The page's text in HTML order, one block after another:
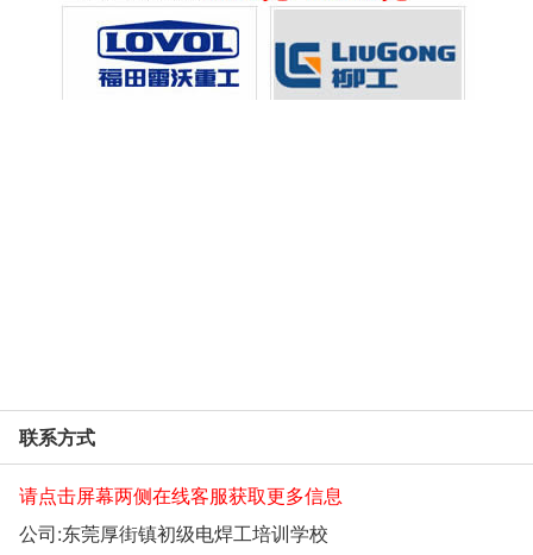
联系方式
请点击屏幕两侧在线客服获取更多信息
公司:东莞厚街镇初级电焊工培训学校